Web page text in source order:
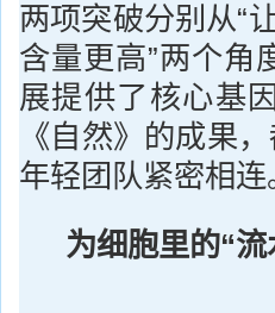
两项突破分别从“
含量更高”两个角
展提供了核心基
《自然》的成果
年轻团队紧密相连
为细胞里的“